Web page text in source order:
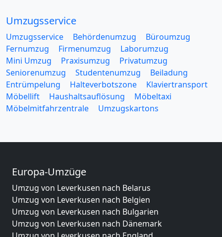
Umzugsservice
Umzugsservice Behördenumzug
Büroumzug
Fernumzug
Firmenumzug
Laborumzug
Mini Umzug
Praxisumzug
Privatumzug
Seniorenumzug
Studentenumzug
Beiladung
Entrümpelung
Halteverbotszone
Klaviertransport
Möbellift
Haushaltsauflösung
Möbeltaxi
Möbelmitfahrzentrale
Umzugskartons
Europa-Umzüge
Umzug von Leverkusen nach Belarus
Umzug von Leverkusen nach Belgien
Umzug von Leverkusen nach Bulgarien
Umzug von Leverkusen nach Dänemark